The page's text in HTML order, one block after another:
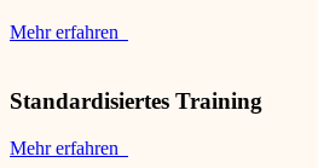
Mehr erfahren
Standardisiertes Training
Mehr erfahren